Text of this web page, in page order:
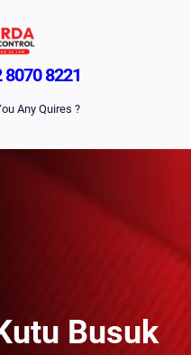
8070 8221
Any Quires ?
Busuk